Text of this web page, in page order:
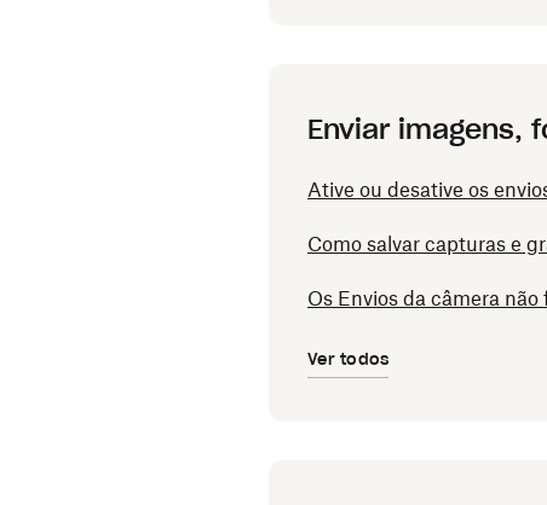
Enviar imagens,
Ative ou desative os
Como salvar capturas e
Os Envios da câmera
Ver todos